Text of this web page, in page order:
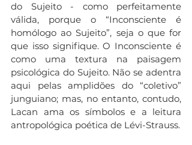
do Sujeito - como perfeitamente
válida, porque o “Inconsciente é
homólogo ao Sujeito”, seja o que for
que isso signifique. O Inconsciente é
como uma textura na paisagem
psicológica do Sujeito. Não se adentra
aqui pelas amplidões do “coletivo”
junguiano; mas, no entanto, contudo,
Lacan ama os símbolos e a leitura
antropológica poética de Lévi-Strauss.